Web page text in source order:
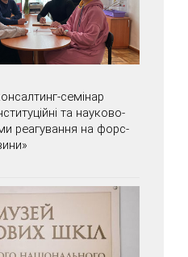
семінар
та науково-
реагування на форс-